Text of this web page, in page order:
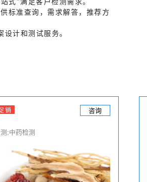
式”满足客户检测需求。
标准查询，需求解答，推荐方
计和测试服务。
销 咨询
;中药检测